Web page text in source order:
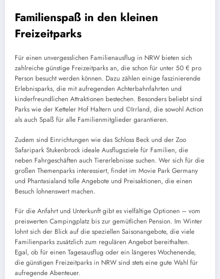
Familienspaß in den kleinen
Freizeitparks
Für einen unvergesslichen Familienausflug in NRW bieten sich
zahlreiche günstige Freizeitparks an, die schon für unter 50 € pro
Person besucht werden können. Dazu zählen einige faszinierende
Erlebnisparks, die mit aufregenden Achterbahnfahrten und
kinderfreundlichen Attraktionen bestechen. Besonders beliebt sind
Parks wie der Ketteler Hof Haltern und ©Irrland, die sowohl Action
als auch Spaß für alle Familienmitglieder garantieren.
Zudem sind Einrichtungen wie das Schloss Beck und der Zoo
Safaripark Stukenbrock ideale Ausflugsziele für Familien, die
neben Fahrgeschäften auch Tiererlebnisse suchen. Wer sich für die
großen Themenparks interessiert, findet im Movie Park Germany
und Phantasialand tolle Angebote und Preisaktionen, die einen
Besuch lohnenswert machen.
Für die Anfahrt und Unterkunft gibt es vielfältige Optionen – vom
preiswerten Campingplatz bis zur gemütlichen Pension. Im Winter
lohnt sich der Blick auf die speziellen Saisonangebote, die viele
Familienparks zusätzlich zum regulären Angebot bereithalten.
Egal, ob für einen Tagesausflug oder ein längeres Wochenende,
die günstigen Freizeitparks in NRW sind stets eine gute Wahl für
aufregende Abenteuer.